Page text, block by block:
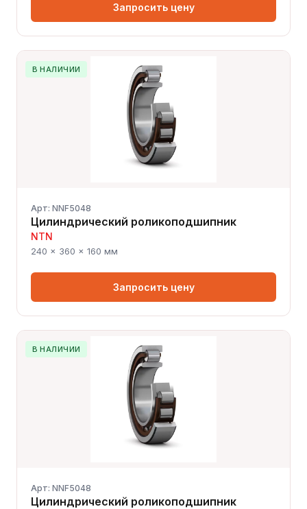
Запросить цену
В НАЛИЧИИ
Арт: NNF5048
Цилиндрический роликоподшипник
NTN
240 × 360 × 160 мм
Запросить цену
В НАЛИЧИИ
Арт: NNF5048
Цилиндрический роликоподшипник